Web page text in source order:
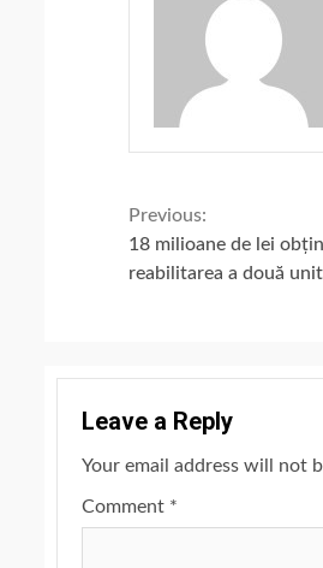
Continue
Reading
Previous:
18 milioane de lei
reabilitarea a două
Leave a Reply
Your email address will not
Comment *